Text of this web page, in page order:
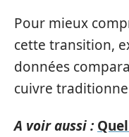
Pour mieux
cette transition,
données
cuivre
A voir aussi :